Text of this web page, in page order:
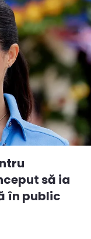
să ia
în public